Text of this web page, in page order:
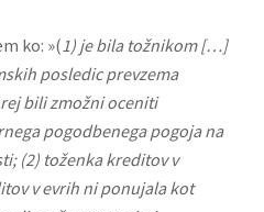
ko: »(1) je bila tožnikom […]
posledic prevzema
bili zmožni oceniti
pogodbenega pogoja na
(2) toženka kreditov v
v evrih ni ponujala kot